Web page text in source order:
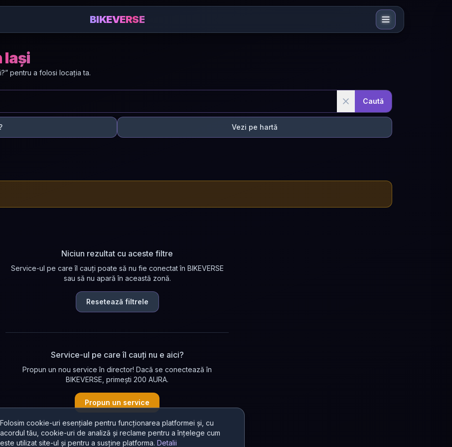
Folosim cookie-uri esențiale pentru funcționarea platformei și, cu
acordul tău, cookie-uri de analiză și reclame pentru a înțelege cum
este utilizat site-ul și pentru a susține platforma. Detalii
BIKEVERSE
Iași
pentru a folosi locația ta.
Caută
Vezi pe hartă
Niciun rezultat cu aceste filtre
Service-ul pe care îl cauți poate să nu fie conectat în BIKEVERSE
sau să nu apară în această zonă.
Resetează filtrele
Service-ul pe care îl cauți nu e aici?
Propun un nou service în director! Dacă se conectează în
BIKEVERSE, primești 200 AURA.
Propun un service